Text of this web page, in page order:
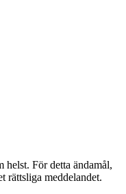
helst. För detta ändamål,
rättsliga meddelandet.